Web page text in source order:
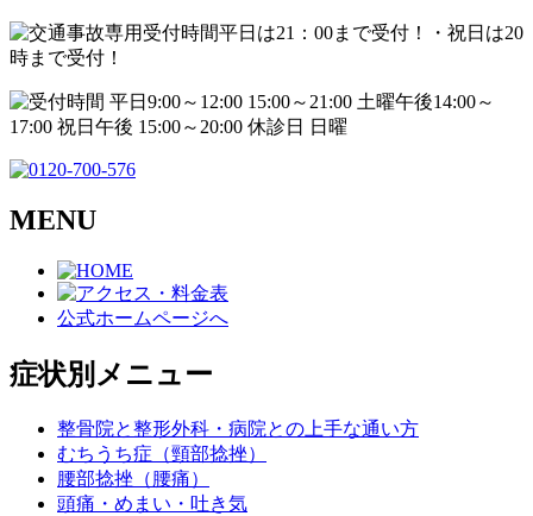
MENU
公式ホームページへ
症状別メニュー
整骨院と整形外科・病院との上手な通い方
むちうち症（頸部捻挫）
腰部捻挫（腰痛）
頭痛・めまい・吐き気